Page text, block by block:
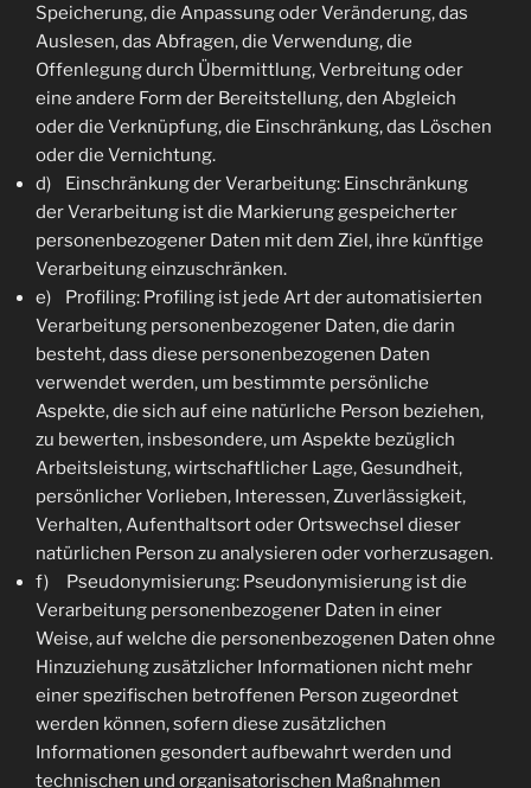
Speicherung, die Anpassung oder Veränderung, das
Auslesen, das Abfragen, die Verwendung, die
Offenlegung durch Übermittlung, Verbreitung oder
eine andere Form der Bereitstellung, den Abgleich
oder die Verknüpfung, die Einschränkung, das Löschen
oder die Vernichtung.
d) Einschränkung der Verarbeitung: Einschränkung
der Verarbeitung ist die Markierung gespeicherter
personenbezogener Daten mit dem Ziel, ihre künftige
Verarbeitung einzuschränken.
e) Profiling: Profiling ist jede Art der automatisierten
Verarbeitung personenbezogener Daten, die darin
besteht, dass diese personenbezogenen Daten
verwendet werden, um bestimmte persönliche
Aspekte, die sich auf eine natürliche Person beziehen,
zu bewerten, insbesondere, um Aspekte bezüglich
Arbeitsleistung, wirtschaftlicher Lage, Gesundheit,
persönlicher Vorlieben, Interessen, Zuverlässigkeit,
Verhalten, Aufenthaltsort oder Ortswechsel dieser
natürlichen Person zu analysieren oder vorherzusagen.
f) Pseudonymisierung: Pseudonymisierung ist die
Verarbeitung personenbezogener Daten in einer
Weise, auf welche die personenbezogenen Daten ohne
Hinzuziehung zusätzlicher Informationen nicht mehr
einer spezifischen betroffenen Person zugeordnet
werden können, sofern diese zusätzlichen
Informationen gesondert aufbewahrt werden und
technischen und organisatorischen Maßnahmen